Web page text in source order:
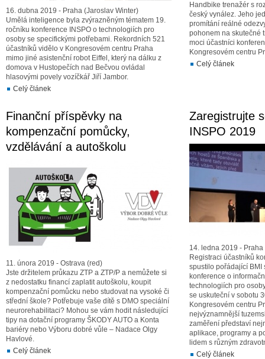
16. dubna 2019 - Praha (Jaroslav Winter)
Umělá inteligence byla zvýrazněným tématem 19.
ročníku konference INSPO o technologiích pro
osoby se specifickými potřebami. Rekordních 521
účastníků vidělo v Kongresovém centru Praha
mimo jiné asistenční robot Eiffel, který na dálku z
domova v Hustopečích nad Bečvou ovládal
hlasovými povely vozíčkář Jiří Jambor.
Celý článek
Handbike trenažér s
český vynález. Jeho
promítání reálné
pohonem na skutečné
moci účastníci
Kongresovém centru
Celý článek
Finanční příspěvky na
kompenzační pomůcky,
vzdělávání a autoškolu
11. února 2019 - Ostrava (red)
Jste držitelem průkazu ZTP a ZTP/P a nemůžete si
z nedostatku financí zaplatit autoškolu, koupit
kompenzační pomůcku nebo studovat na vysoké či
střední škole? Potřebuje vaše dítě s DMO speciální
neurorehabilitaci? Mohou se vám hodit následující
tipy na dotační programy ŠKODY AUTO a Konta
bariéry nebo Výboru dobré vůle – Nadace Olgy
Havlové.
Celý článek
Zaregistrujte
INSPO 2019
14. ledna 2019 -
Registraci účastníků
spustilo pořádající BMI
konference o
technologiích pro
se uskuteční v sobotu
Kongresovém centru
nejvýznamnější
zaměření představí
aplikace, programy a
lidem s různým
Celý článek